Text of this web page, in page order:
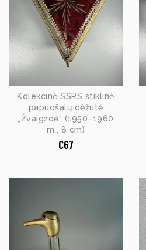
Kolekcinė SSRS stiklinė
papuošalų dėžutė
„Žvaigždė“ (1950–1960
m., 8 cm)
€67